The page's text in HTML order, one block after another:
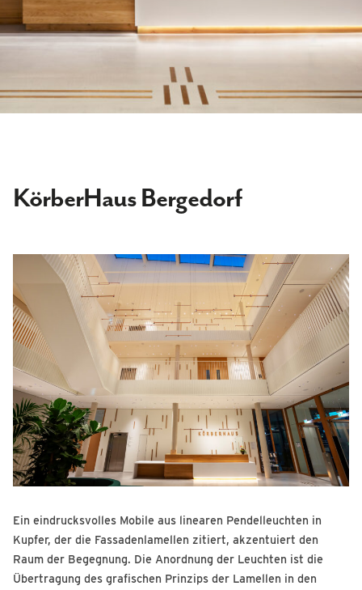
KörberHaus Bergedorf
Ein eindrucksvolles Mobile aus linearen Pendelleuchten in
Kupfer, der die Fassadenlamellen zitiert, akzentuiert den
Raum der Begegnung. Die Anordnung der Leuchten ist die
Übertragung des grafischen Prinzips der Lamellen in den